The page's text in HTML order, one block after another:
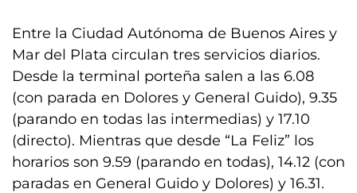
Entre la Ciudad Autónoma de Buenos Aires y
Mar del Plata circulan tres servicios diarios.
Desde la terminal porteña salen a las 6.08
(con parada en Dolores y General Guido), 9.35
(parando en todas las intermedias) y 17.10
(directo). Mientras que desde “La Feliz” los
horarios son 9.59 (parando en todas), 14.12 (con
paradas en General Guido y Dolores) y 16.31.